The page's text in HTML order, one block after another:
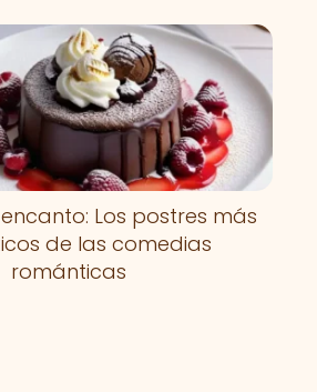
Los postres más
de las comedias
románticas